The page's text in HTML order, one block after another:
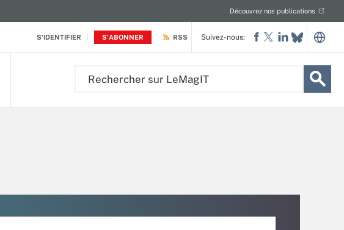
S'IDENTIFIER S'ABONNER
Découvrez nos publications
RSS Suivez-nous: